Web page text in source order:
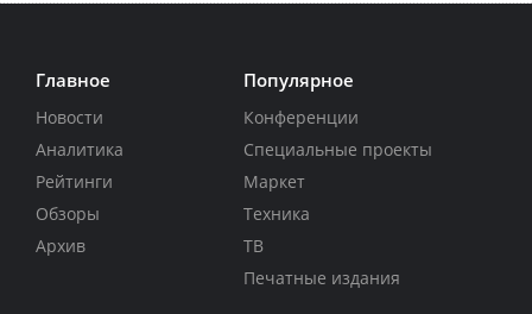
Главное
Новости
Аналитика
Рейтинги
Обзоры
Архив
Популярное
Конференции
Специальные проекты
Маркет
Техника
ТВ
Печатные издания